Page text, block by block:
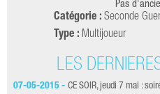
Pas
Catégorie : Seconde
Type : Multijoueur
LES
07-05-2015 - CE SOIR, jeudi 7 mai :